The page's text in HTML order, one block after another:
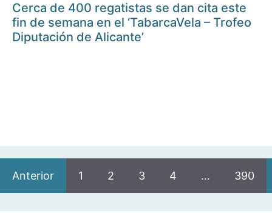
Cerca de 400 regatistas se dan cita este
fin de semana en el ‘TabarcaVela – Trofeo
Diputación de Alicante’
Anterior 1 2 3 4 … 390